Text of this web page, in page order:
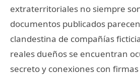
extraterritoriales no siempre
documentos publicados
clandestina de compañías
reales dueños se encuentran
secreto y conexiones con